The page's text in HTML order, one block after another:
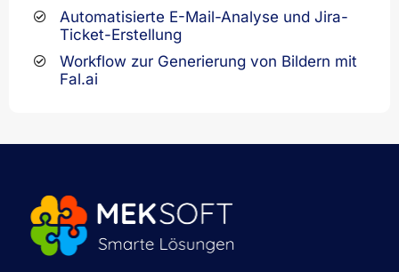
Automatisierte E-Mail-Analyse und Jira-
Ticket-Erstellung
Workflow zur Generierung von Bildern mit
Fal.ai